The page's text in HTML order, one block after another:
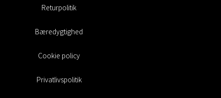
Returpolitik
Bæredygtighed
Cookie policy
Privatlivspolitik